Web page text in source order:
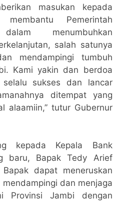
masukan kepada
Pemerintah
menumbuhkan
salah satunya
mendampingi tumbuh
Kami yakin dan berdoa
sukses dan lancar
ditempat yang
alaamiin,” tutur Gubernur
kepada Kepala Bank
baru, Bapak Tedy Arief
dapat meneruskan
dan menjaga
Provinsi Jambi dengan